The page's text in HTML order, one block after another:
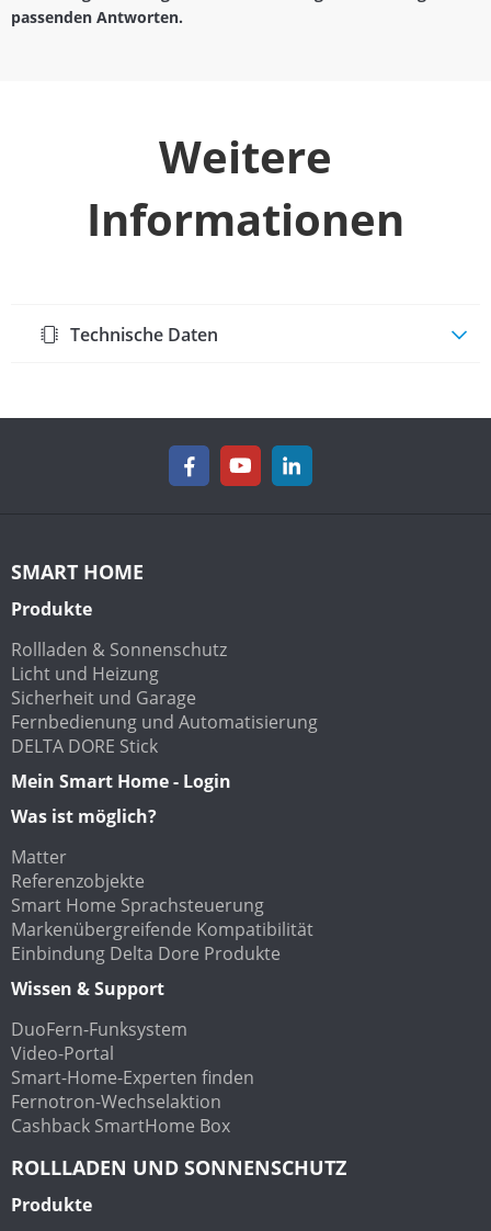
passenden Antworten.
Weitere
Informationen
Technische Daten
SMART HOME
Produkte
Rollladen & Sonnenschutz
Licht und Heizung
Sicherheit und Garage
Fernbedienung und Automatisierung
DELTA DORE Stick
Mein Smart Home - Login
Was ist möglich?
Matter
Referenzobjekte
Smart Home Sprachsteuerung
Markenübergreifende Kompatibilität
Einbindung Delta Dore Produkte
Wissen & Support
DuoFern-Funksystem
Video-Portal
Smart-Home-Experten finden
Fernotron-Wechselaktion
Cashback SmartHome Box
ROLLLADEN UND SONNENSCHUTZ
Produkte